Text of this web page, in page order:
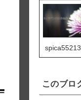
このブロ